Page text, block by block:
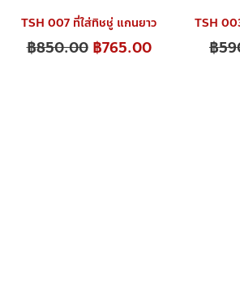
TSH 007 ที่ใส่ทิชชู่ แกนยาว
฿850.00 ฿765.00
TSH
฿